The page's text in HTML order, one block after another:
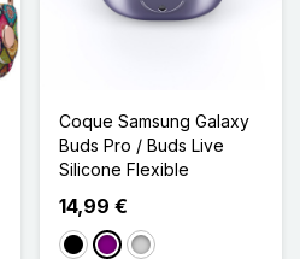
Coque Samsung Galaxy
Buds Pro / Buds Live
Silicone Flexible
14,99 €
NoirVioletArgenté